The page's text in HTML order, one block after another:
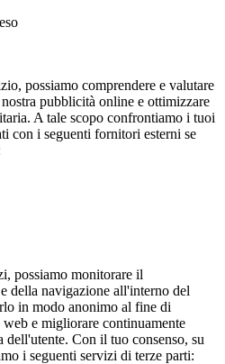
possiamo comprendere e valutare
pubblicità online e ottimizzare
A tale scopo confrontiamo i tuoi
con i seguenti fornitori esterni se
possiamo monitorare il
della navigazione all'interno del
in modo anonimo al fine di
e migliorare continuamente
dell'utente. Con il tuo consenso, su
i seguenti servizi di terze parti: